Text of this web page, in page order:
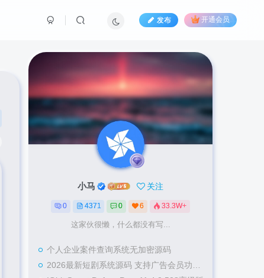
发布 开通会员
小马 关注
0 4371 0 6 33.3W+
这家伙很懒，什么都没有写...
个人企业案件查询系统无加密源码
2026最新短剧系统源码 支持广告会员功能齐全短剧源码